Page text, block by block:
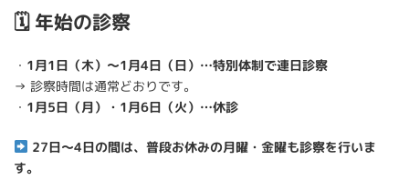
🗓 年始の診察
・ 1月1日（木）〜1月4日（日）…特別体制で連日診察
→ 診察時間は通常どおりです。
・ 1月5日（月）・1月6日（火）…休診
27日〜4日の間は、普段お休みの月曜・金曜も診察を行いま
す。